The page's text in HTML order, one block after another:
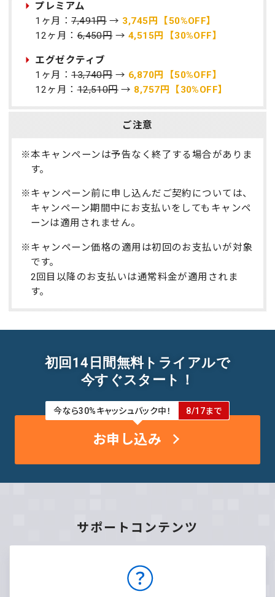
プレミアム
1ヶ月：7,491円→ 3,745円【50%OFF】
12ヶ月：6,450円→ 4,515円【30%OFF】
エグゼクティブ
1ヶ月：13,740円→ 6,870円【50%OFF】
12ヶ月：12,510円→ 8,757円【30%OFF】
ご注意
※本キャンペーンは予告なく終了する場合がありま
す。
※キャンペーン前に申し込んだご契約については、
キャンペーン期間中にお支払いをしてもキャンペ
ーンは適用されません。
※キャンペーン価格の適用は初回のお支払いが対象
です。
2回目以降のお支払いは通常料金が適用されま
す。
初回14日間無料トライアルで
今すぐスタート！
今なら30%キャッシュバック中！ 8/17まで
お申し込み
サポートコンテンツ